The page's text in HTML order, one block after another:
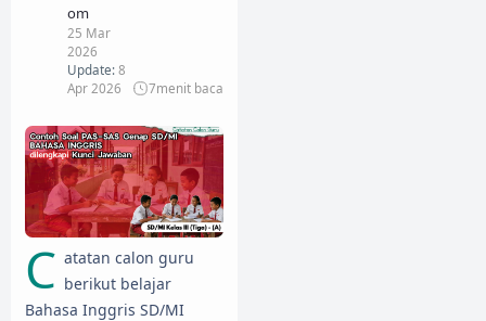
om
25 Mar
2026
Update:8
Apr 2026
7menit baca
C atatan calon guru
berikut belajar
Bahasa Inggris SD/MI